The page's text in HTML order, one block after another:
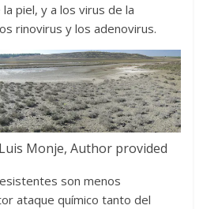
piel, y a los virus de la
rinovirus y los adenovirus.
Monje, Author provided
son menos
ataque químico tanto del